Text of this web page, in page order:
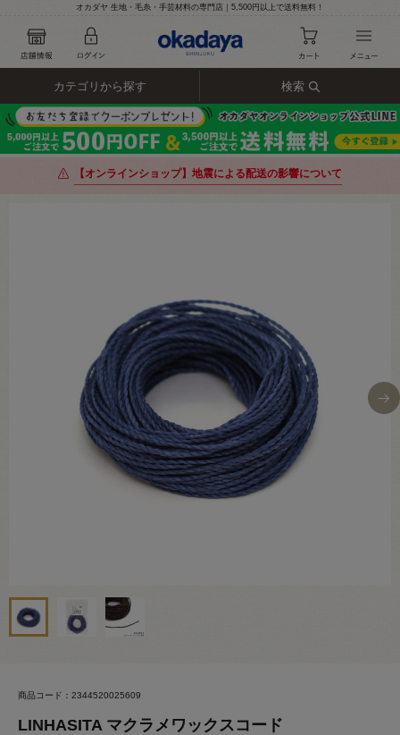
オカダヤ 生地・毛糸・手芸材料の専門店｜5,500円以上で送料無料！
カテゴリから探す 検索
【オンラインショップ】地震による配送の影響について
商品コード：2344520025609
LINHASITA マクラメワックスコード